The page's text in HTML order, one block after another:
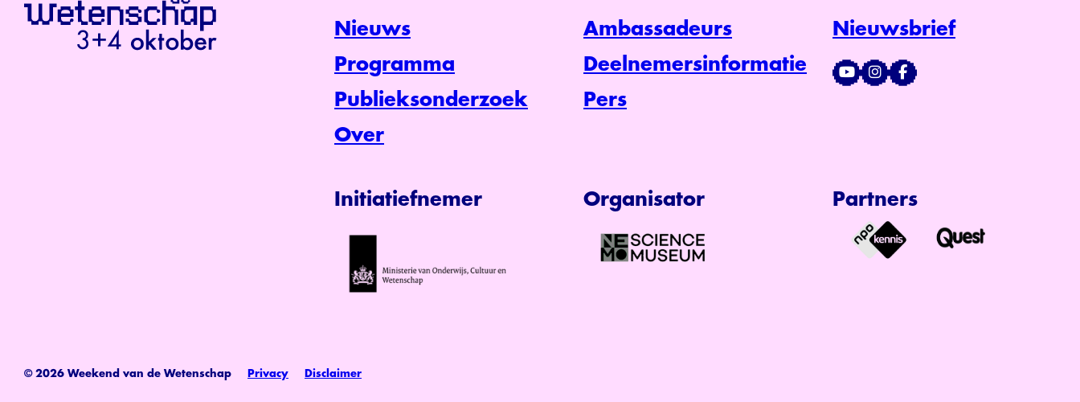
Nieuws
Programma
Publieksonderzoek
Over
Ambassadeurs
Deelnemersinformatie
Pers
Nieuwsbrief
Initiatiefnemer Organisator Partners
© 2026 Weekend van de Wetenschap Privacy Disclaimer